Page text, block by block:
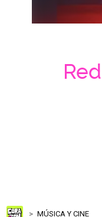
MÚSICA Y CINE